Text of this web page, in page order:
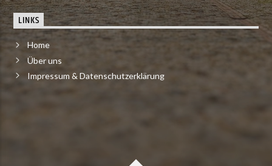
LINKS
Home
Über uns
Impressum & Datenschutzerklärung